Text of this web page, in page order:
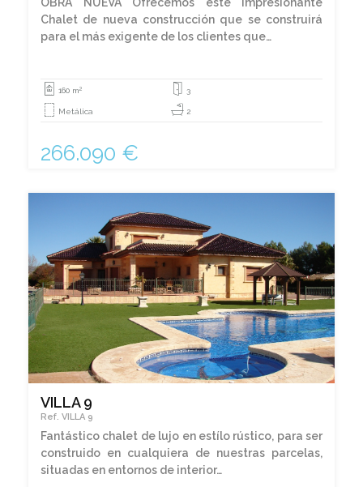
OBRA NUEVA Ofrecemos este impresionante
Chalet de nueva construcción que se construirá
para el más exigente de los clientes que…
160 m2
Metálica
3
2
266.090 €
VILLA 9
Ref. VILLA 9
Fantástico chalet de lujo en estílo rústico, para ser
construido en cualquiera de nuestras parcelas,
situadas en entornos de interior…